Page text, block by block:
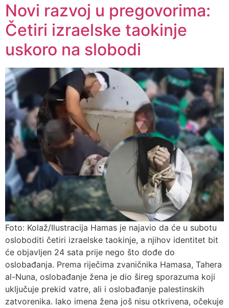
Novi razvoj u pregovorima:
Četiri izraelske taokinje
uskoro na slobodi
Foto: Kolaž/Ilustracija Hamas je najavio da će u subotu
osloboditi četiri izraelske taokinje, a njihov identitet bit
će objavljen 24 sata prije nego što dođe do
oslobađanja. Prema riječima zvaničnika Hamasa, Tahera
al-Nuna, oslobađanje žena je dio šireg sporazuma koji
uključuje prekid vatre, ali i oslobađanje palestinskih
zatvorenika. Iako imena žena još nisu otkrivena, očekuje